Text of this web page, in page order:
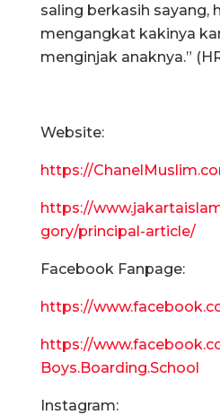
saling berkasih sayang,
mengangkat kakinya
menginjak anaknya.”
Website:
https://
https://
gory/principal-article/
Facebook Fanpage:
https://
https://
Boys.Boarding.School
Instagram: